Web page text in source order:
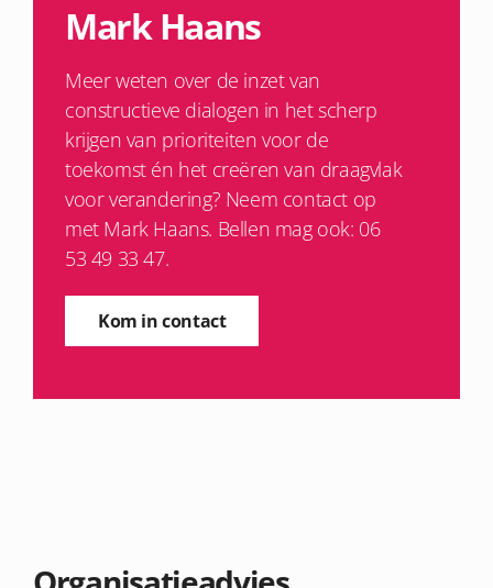
Mark Haans
Meer weten over de inzet van
constructieve dialogen in het scherp
krijgen van prioriteiten voor de
toekomst én het creëren van draagvlak
voor verandering? Neem contact op
met Mark Haans. Bellen mag ook: 06
53 49 33 47.
Kom in contact